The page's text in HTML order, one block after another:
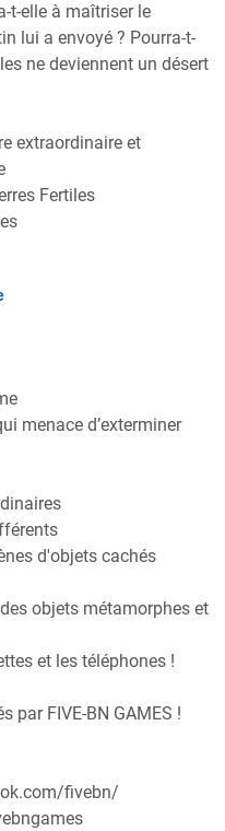
t-elle à maîtriser le
lui a envoyé ? Pourra-t-
ne deviennent un désert
extraordinaire et
Fertiles
menace d’exterminer
d'objets cachés
objets métamorphes et
et les téléphones !
par FIVE-BN GAMES !
fivebn/